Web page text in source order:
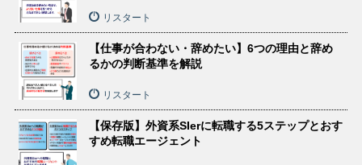
リスタート
【仕事が合わない・辞めたい】6つの理由と辞め
るかの判断基準を解説
リスタート
【保存版】外資系SIerに転職する5ステップとおす
すめ転職エージェント